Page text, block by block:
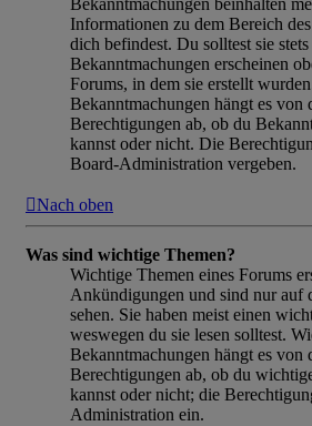
Bekanntmachungen beinhalten
Informationen zu dem Bereich
dich befindest. Du solltest sie stets
Bekanntmachungen erscheinen
Forums, in dem sie erstellt
Bekanntmachungen hängt es von
Berechtigungen ab, ob du
kannst oder nicht. Die
Board-Administration vergeben.
Nach oben
Was sind wichtige Themen?
Wichtige Themen eines Forums
Ankündigungen und sind nur auf
sehen. Sie haben meist einen
weswegen du sie lesen solltest.
Bekanntmachungen hängt es von
Berechtigungen ab, ob du
kannst oder nicht; die
Administration ein.